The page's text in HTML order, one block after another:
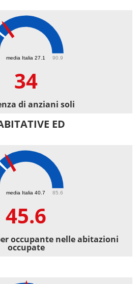
media Italia 27.1 90.9
34
di anziani soli
ED
media Italia 40.7 85.6
45.6
occupante nelle abitazioni
occupate